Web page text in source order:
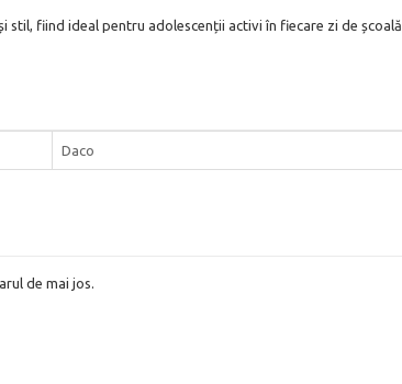
fiind ideal pentru adolescenții activi în fiecare zi de școală.
Daco
de mai jos.